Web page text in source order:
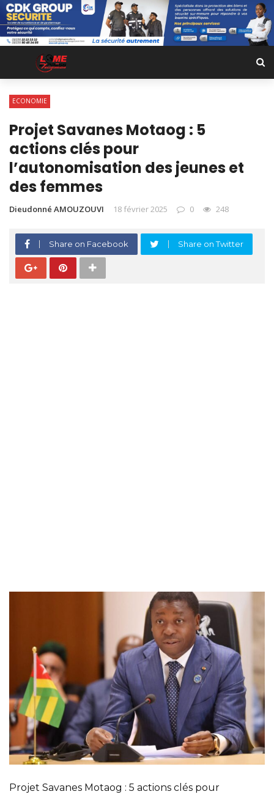
ECONOMIE
Projet Savanes Motaog : 5
actions clés pour
l’autonomisation des jeunes et
des femmes
Dieudonné AMOUZOUVI 18 février 2025 0 248
Share on Facebook Share on Twitter
Projet Savanes Motaog : 5 actions clés pour